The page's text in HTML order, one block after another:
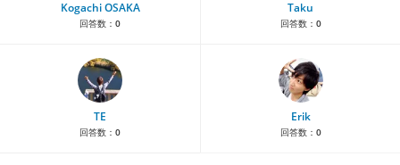
Kogachi OSAKA
回答数： 0
Taku
回答数： 0
TE
回答数： 0
Erik
回答数： 0